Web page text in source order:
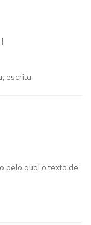
escrita
pelo qual o texto de